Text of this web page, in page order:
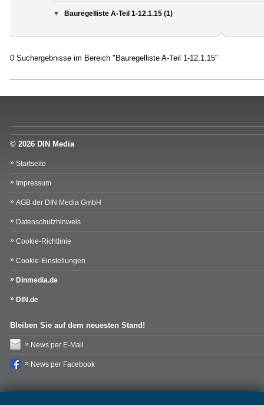
Bauregelliste A-Teil 1-12.1.15 (1)
0 Suchergebnisse im Bereich "Bauregelliste A-Teil 1-12.1.15"
© 2026 DIN Media
Startseite
Impressum
AGB der DIN Media GmbH
Datenschutzhinweis
Cookie-Richtlinie
Cookie-Einstellungen
Dinmedia.de
DIN.de
Bleiben Sie auf dem neuesten Stand!
News per E-Mail
News per Facebook